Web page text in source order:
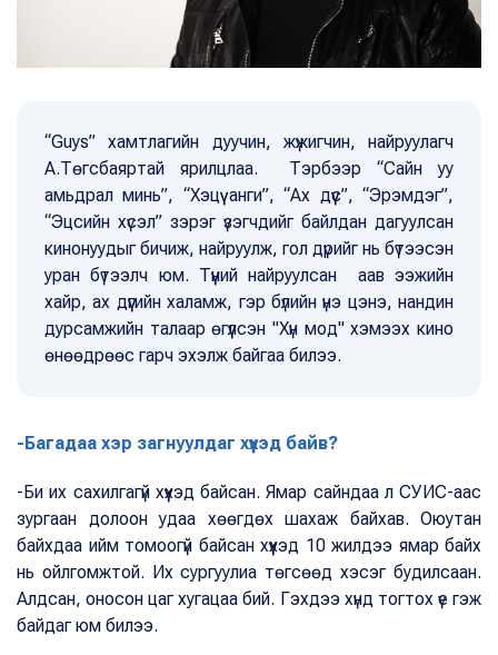
“Guys” хамтлагийн дуучин, жүжигчин, найруулагч
А.Төгсбаяртай ярилцлаа. Тэрбээр “Сайн уу
амьдрал минь”, “Хэцүү анги”, “Ах дүүс”, “Эрэмдэг”,
“Эцсийн хүсэл” зэрэг үзэгчдийг байлдан дагуулсан
кинонуудыг бичиж, найруулж, гол дүрийг нь бүтээсэн
уран бүтээлч юм. Түүний найруулсан аав ээжийн
хайр, ах дүүгийн халамж, гэр бүлийн үнэ цэнэ, нандин
дурсамжийн талаар өгүүлсэн "Хүн мод" хэмээх кино
өнөөдрөөс гарч эхэлж байгаа билээ.
-Багадаа хэр загнуулдаг хүүхэд байв?
-Би их сахилгагүй хүүхэд байсан. Ямар сайндаа л СУИС-аас
зургаан долоон удаа хөөгдөх шахаж байхав. Оюутан
байхдаа ийм томоогүй байсан хүүхэд 10 жилдээ ямар байх
нь ойлгомжтой. Их сургуулиа төгсөөд хэсэг будилсаан.
Алдсан, оносон цаг хугацаа бий. Гэхдээ хүнд тогтох үе гэж
байдаг юм билээ.